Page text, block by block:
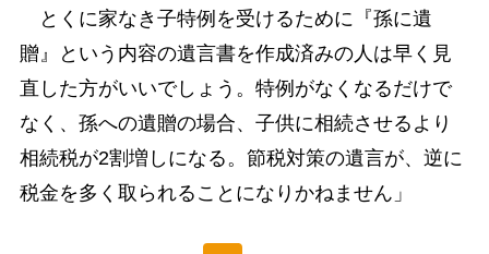
とくに家なき子特例を受けるために『孫に遺
贈』という内容の遺言書を作成済みの人は早く見
直した方がいいでしょう。特例がなくなるだけで
なく、孫への遺贈の場合、子供に相続させるより
相続税が2割増しになる。節税対策の遺言が、逆に
税金を多く取られることになりかねません」